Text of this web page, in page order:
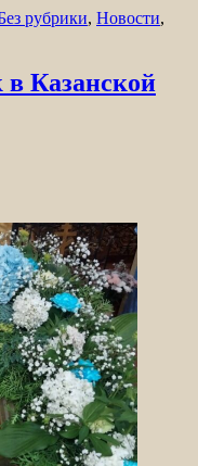
рубрики, Новости,
Казанской